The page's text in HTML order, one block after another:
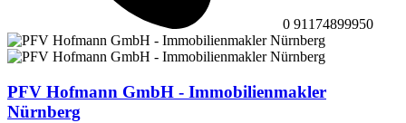
0 91174899950
PFV Hofmann GmbH - Immobilienmakler
Nürnberg